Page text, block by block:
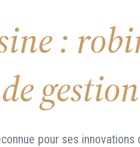
:
pour ses innovations